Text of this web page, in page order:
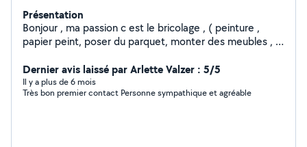
Présentation
Bonjour , ma passion c est le bricolage , ( peinture ,
papier peint, poser du parquet, monter des meubles , le
et j 'aime donner des coups de main ,
Dernier avis laissé par Arlette Valzer : 5/5
Il y a plus de 6 mois
Très bon premier contact Personne sympathique et agréable